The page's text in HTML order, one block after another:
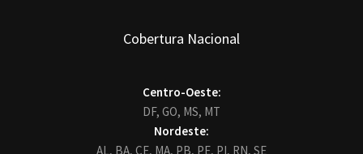
Cobertura Nacional
Centro-Oeste:
DF, GO, MS, MT
Nordeste:
AL, BA, CE, MA, PB, PE, PI, RN, SE